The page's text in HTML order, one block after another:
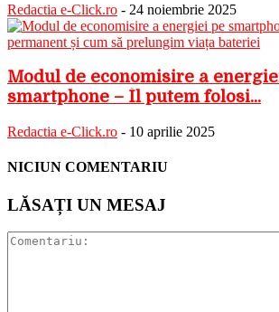
Redactia e-Click.ro - 24 noiembrie 2025
Modul de economisire a
smartphone – Îl putem folosi...
Redactia e-Click.ro - 10 aprilie 2025
NICIUN COMENTARIU
LĂSAȚI UN MESAJ